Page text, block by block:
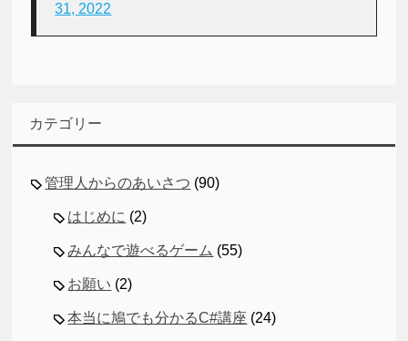
31, 2022
カテゴリー
管理人からのあいさつ (90)
はじめに (2)
みんなで遊べるゲーム (55)
お願い (2)
本当に鳩でも分かるC#講座 (24)